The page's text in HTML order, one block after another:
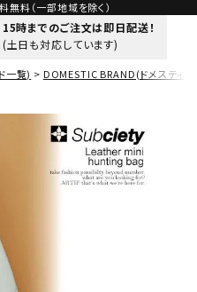
無料（一部地域を除く）
15時までのご注文は即日配送！
(土日も対応しています)
一覧) DOMESTIC BRAND(ドメスティッ